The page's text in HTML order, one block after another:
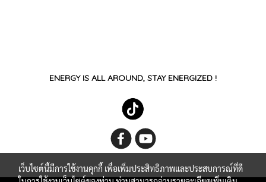
ENERGY IS ALL AROUND, STAY ENERGIZED !
เว็บไซต์นี้มีการใช้งานคุกกี้ เพื่อเพิ่มประสิทธิภาพและประสบการณ์ที่ดี